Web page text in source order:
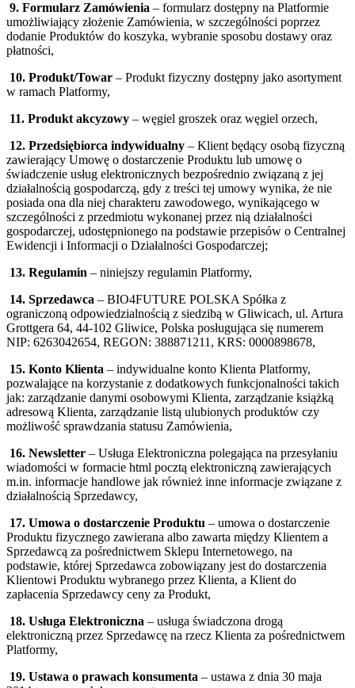
9. Formularz Zamówienia – formularz dostępny na Platformie
umożliwiający złożenie Zamówienia, w szczególności poprzez
dodanie Produktów do koszyka, wybranie sposobu dostawy oraz
płatności,
10. Produkt/Towar – Produkt fizyczny dostępny jako asortyment
w ramach Platformy,
11. Produkt akcyzowy – węgiel groszek oraz węgiel orzech,
12. Przedsiębiorca indywidualny – Klient będący osobą fizyczną
zawierający Umowę o dostarczenie Produktu lub umowę o
świadczenie usług elektronicznych bezpośrednio związaną z jej
działalnością gospodarczą, gdy z treści tej umowy wynika, że nie
posiada ona dla niej charakteru zawodowego, wynikającego w
szczególności z przedmiotu wykonanej przez nią działalności
gospodarczej, udostępnionego na podstawie przepisów o Centralnej
Ewidencji i Informacji o Działalności Gospodarczej;
13. Regulamin – niniejszy regulamin Platformy,
14. Sprzedawca – BIO4FUTURE POLSKA Spółka z
ograniczoną odpowiedzialnością z siedzibą w Gliwicach, ul. Artura
Grottgera 64, 44-102 Gliwice, Polska posługująca się numerem
NIP: 6263042654, REGON: 388871211, KRS: 0000898678,
15. Konto Klienta – indywidualne konto Klienta Platformy,
pozwalające na korzystanie z dodatkowych funkcjonalności takich
jak: zarządzanie danymi osobowymi Klienta, zarządzanie książką
adresową Klienta, zarządzanie listą ulubionych produktów czy
możliwość sprawdzania statusu Zamówienia,
16. Newsletter – Usługa Elektroniczna polegająca na przesyłaniu
wiadomości w formacie html pocztą elektroniczną zawierających
m.in. informacje handlowe jak również inne informacje związane z
działalnością Sprzedawcy,
17. Umowa o dostarczenie Produktu – umowa o dostarczenie
Produktu fizycznego zawierana albo zawarta między Klientem a
Sprzedawcą za pośrednictwem Sklepu Internetowego, na
podstawie, której Sprzedawca zobowiązany jest do dostarczenia
Klientowi Produktu wybranego przez Klienta, a Klient do
zapłacenia Sprzedawcy ceny za Produkt,
18. Usługa Elektroniczna – usługa świadczona drogą
elektroniczną przez Sprzedawcę na rzecz Klienta za pośrednictwem
Platformy,
19. Ustawa o prawach konsumenta – ustawa z dnia 30 maja